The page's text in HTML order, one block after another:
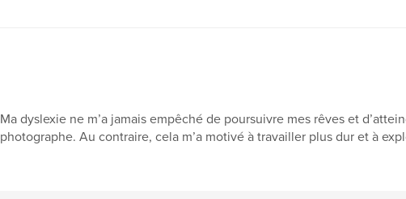
Ma dyslexie ne m’a jamais empêché de poursuivre mes rêves et
photographe. Au contraire, cela m’a motivé à travailler plus dur et à